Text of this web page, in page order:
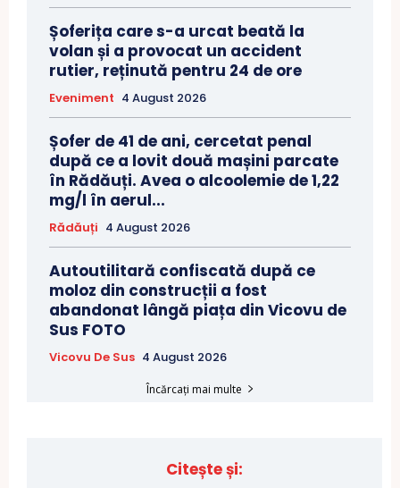
Șoferița care s-a urcat beată la
volan și a provocat un accident
rutier, reținută pentru 24 de ore
Eveniment 4 August 2026
Șofer de 41 de ani, cercetat penal
după ce a lovit două mașini parcate
în Rădăuți. Avea o alcoolemie de 1,22
mg/l în aerul...
Rădăuți 4 August 2026
Autoutilitară confiscată după ce
moloz din construcții a fost
abandonat lângă piața din Vicovu de
Sus FOTO
Vicovu De Sus 4 August 2026
Încărcați mai multe
Citește și: